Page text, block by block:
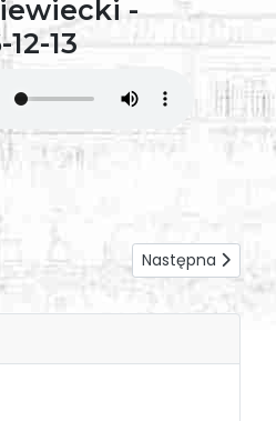
-
13
adwentowe 2016 - Ks.
Następna strona:
Następna